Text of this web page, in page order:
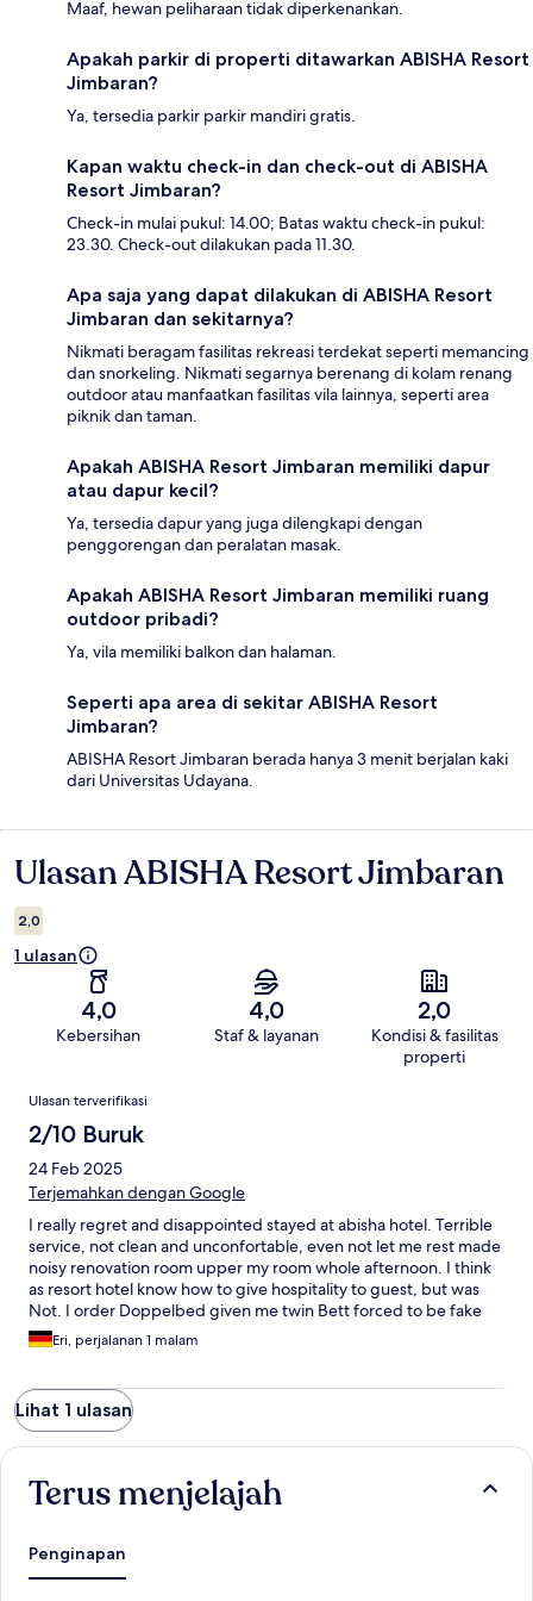
Maaf, hewan peliharaan tidak diperkenankan.
Apakah parkir di properti ditawarkan ABISHA Resort
Jimbaran?
Ya, tersedia parkir parkir mandiri gratis.
Kapan waktu check-in dan check-out di ABISHA
Resort Jimbaran?
Check-in mulai pukul: 14.00; Batas waktu check-in pukul:
23.30. Check-out dilakukan pada 11.30.
Apa saja yang dapat dilakukan di ABISHA Resort
Jimbaran dan sekitarnya?
Nikmati beragam fasilitas rekreasi terdekat seperti memancing
dan snorkeling. Nikmati segarnya berenang di kolam renang
outdoor atau manfaatkan fasilitas vila lainnya, seperti area
piknik dan taman.
Apakah ABISHA Resort Jimbaran memiliki dapur
atau dapur kecil?
Ya, tersedia dapur yang juga dilengkapi dengan
penggorengan dan peralatan masak.
Apakah ABISHA Resort Jimbaran memiliki ruang
outdoor pribadi?
Ya, vila memiliki balkon dan halaman.
Seperti apa area di sekitar ABISHA Resort
Jimbaran?
ABISHA Resort Jimbaran berada hanya 3 menit berjalan kaki
dari Universitas Udayana.
Ulasan
Ulasan ABISHA Resort Jimbaran
2,0
1 ulasan
4,0
Kebersihan
4,0
Staf & layanan
2,0
Kondisi & fasilitas
properti
Ulasan
Ulasan terverifikasi
2/10 Buruk
24 Feb 2025
Terjemahkan dengan Google
I really regret and disappointed stayed at abisha hotel. Terrible
service, not clean and unconfortable, even not let me rest made
noisy renovation room upper my room whole afternoon. I think
as resort hotel know how to give hospitality to guest, but was
Not. I order Doppelbed given me twin Bett forced to be fake
double bed. I can not give recommend to stay to this hotel,
even for domestic guest. So unbelievable terrible.
Eri, perjalanan 1 malam
Lihat 1 ulasan
Terus menjelajah
Penginapan